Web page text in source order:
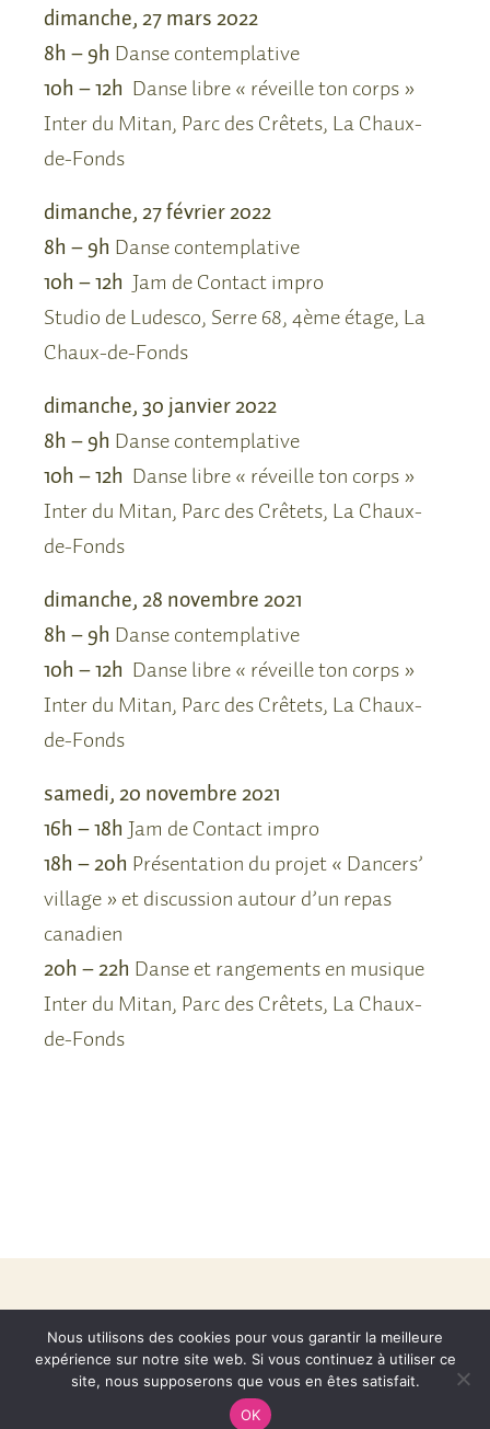
dimanche, 27 mars 2022
8h – 9h Danse contemplative
10h – 12h Danse libre « réveille ton corps »
Inter du Mitan, Parc des Crêtets, La Chaux-
de-Fonds
dimanche, 27 février 2022
8h – 9h Danse contemplative
10h – 12h Jam de Contact impro
Studio de Ludesco, Serre 68, 4ème étage, La
Chaux-de-Fonds
dimanche, 30 janvier 2022
8h – 9h Danse contemplative
10h – 12h Danse libre « réveille ton corps »
Inter du Mitan, Parc des Crêtets, La Chaux-
de-Fonds
dimanche, 28 novembre 2021
8h – 9h Danse contemplative
10h – 12h Danse libre « réveille ton corps »
Inter du Mitan, Parc des Crêtets, La Chaux-
de-Fonds
samedi, 20 novembre 2021
16h – 18h Jam de Contact impro
18h – 20h Présentation du projet « Dancers’
village » et discussion autour d’un repas
canadien
20h – 22h Danse et rangements en musique
Inter du Mitan, Parc des Crêtets, La Chaux-
de-Fonds
mentions légales
cours
philosophie
agenda
a propos
contact
Nous utilisons des cookies pour vous garantir la meilleure
expérience sur notre site web. Si vous continuez à utiliser ce
site, nous supposerons que vous en êtes satisfait.
OK